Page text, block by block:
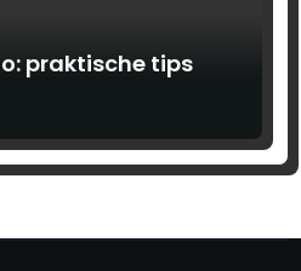
praktische tips